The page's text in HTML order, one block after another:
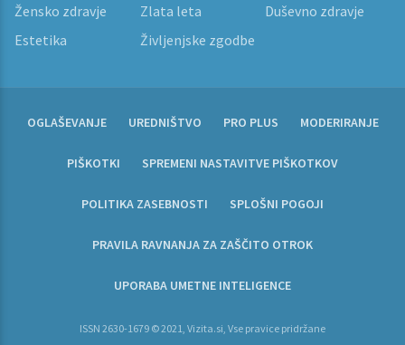
Žensko zdravje
Zlata leta
Duševno zdravje
Estetika
Življenjske zgodbe
OGLAŠEVANJE UREDNIŠTVO PRO PLUS MODERIRANJE
PIŠKOTKI SPREMENI NASTAVITVE PIŠKOTKOV
POLITIKA ZASEBNOSTI SPLOŠNI POGOJI
PRAVILA RAVNANJA ZA ZAŠČITO OTROK
UPORABA UMETNE INTELIGENCE
ISSN 2630-1679 © 2021, Vizita.si, Vse pravice pridržane